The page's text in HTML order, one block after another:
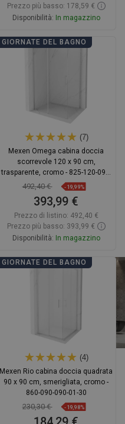
Prezzo più basso: 178,59 €
Disponibilità: In magazzino
Aggiungi al carrello
GIORNATE DEL BAGNO
(7)
Mexen Omega cabina doccia
scorrevole 120 x 90 cm,
trasparente, cromo - 825-120-090-
01-00
492,40 € -19,99%
393,99 €
Prezzo di listino: 492,40 €
Prezzo più basso: 393,99 €
Disponibilità: In magazzino
Aggiungi al carrello
GIORNATE DEL BAGNO
(4)
Mexen Rio cabina doccia quadrata
90 x 90 cm, smerigliata, cromo -
860-090-090-01-30
230,30 € -19,98%